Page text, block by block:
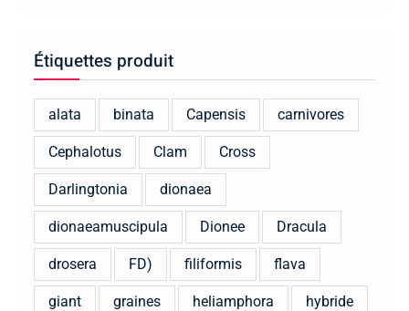
Étiquettes produit
alata binata Capensis carnivores
Cephalotus Clam Cross
Darlingtonia dionaea
dionaeamuscipula Dionee Dracula
drosera FD) filiformis flava
giant graines heliamphora hybride